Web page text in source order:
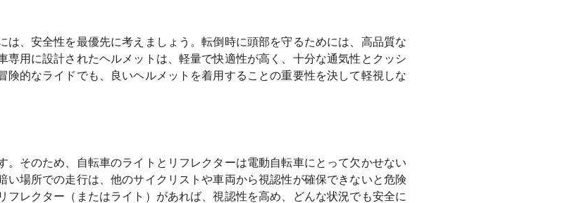
は、安全性を最優先に考えましょう。転倒時に頭部を守るためには、高品質な
専用に設計されたヘルメットは、軽量で快適性が高く、十分な通気性とクッシ
険的なライドでも、良いヘルメットを着用することの重要性を決して軽視しな
。そのため、自転車のライトとリフレクターは電動自転車にとって欠かせない
い場所での走行は、他のサイクリストや車両から視認性が確保できないと危険
フレクター（またはライト）があれば、視認性を高め、どんな状況でも安全に